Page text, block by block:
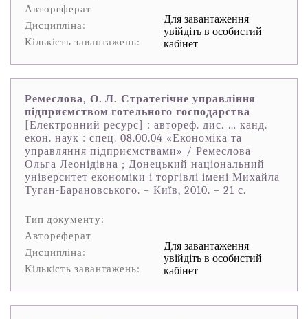
Автореферат
Дисципліна:
Кількість завантажень:
Для завантаження
увійдіть в особистий
кабінет
Ремеслова, О. Л. Стратегічне управління
підприємством готельного господарства
[Електронний ресурс] : автореф. дис. … канд.
екон. наук : спец. 08.00.04 «Економіка та
управляння підприємствами» / Ремеслова
Ольга Леонідівна ; Донецький національний
університет економіки і торгівлі імені Михайла
Туган-Барановського. – Київ, 2010. – 21 с.
Тип документу:
Автореферат
Дисципліна:
Кількість завантажень:
Для завантаження
увійдіть в особистий
кабінет